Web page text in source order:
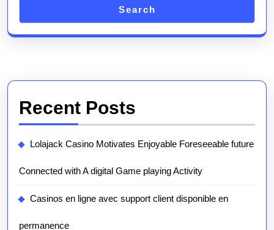
Search
Recent Posts
Lolajack Casino Motivates Enjoyable Foreseeable future
Connected with A digital Game playing Activity
Casinos en ligne avec support client disponible en
permanence